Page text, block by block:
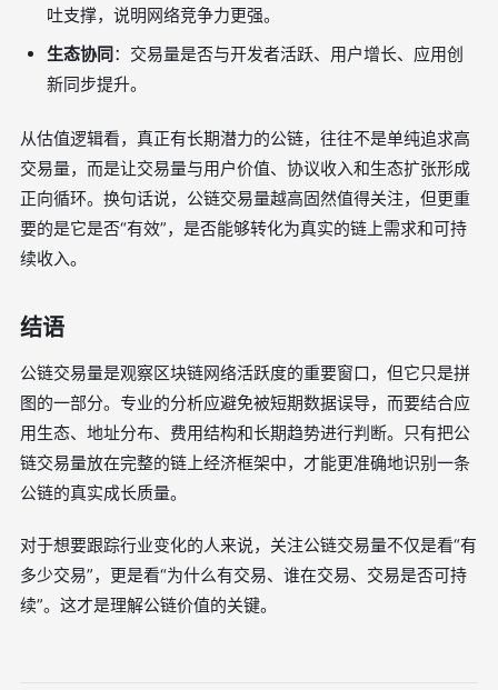
吐支撑，说明网络竞争力更强。
生态协同：交易量是否与开发者活跃、用户增长、应用创
新同步提升。
从估值逻辑看，真正有长期潜力的公链，往往不是单纯追求高
交易量，而是让交易量与用户价值、协议收入和生态扩张形成
正向循环。换句话说，公链交易量越高固然值得关注，但更重
要的是它是否“有效”，是否能够转化为真实的链上需求和可持
续收入。
结语
公链交易量是观察区块链网络活跃度的重要窗口，但它只是拼
图的一部分。专业的分析应避免被短期数据误导，而要结合应
用生态、地址分布、费用结构和长期趋势进行判断。只有把公
链交易量放在完整的链上经济框架中，才能更准确地识别一条
公链的真实成长质量。
对于想要跟踪行业变化的人来说，关注公链交易量不仅是看“有
多少交易”，更是看“为什么有交易、谁在交易、交易是否可持
续”。这才是理解公链价值的关键。